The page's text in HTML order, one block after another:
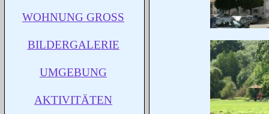
WOHNUNG GROSS
BILDERGALERIE
UMGEBUNG
AKTIVITÄTEN